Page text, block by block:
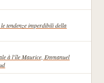
tendenze imperdibili della
à l'île Maurice, Emmanuel